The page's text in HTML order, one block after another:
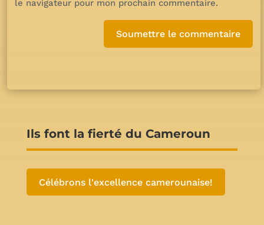
le navigateur pour mon prochain commentaire.
Soumettre le commentaire
Ils font la fierté du Cameroun
Célébrons l'excellence camerounaise!